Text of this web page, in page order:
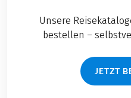
Unsere
bestellen –
JETZT